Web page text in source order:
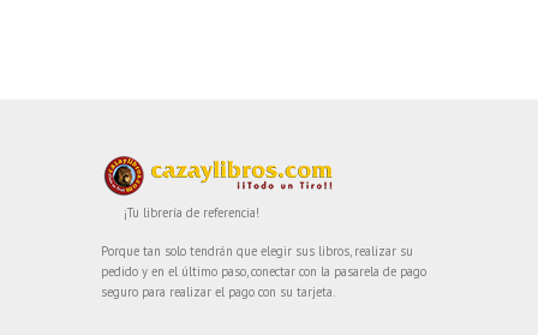
¡Tu librería de referencia!
Porque tan solo tendrán que elegir sus libros, realizar su
pedido y en el último paso, conectar con la pasarela de pago
seguro para realizar el pago con su tarjeta.